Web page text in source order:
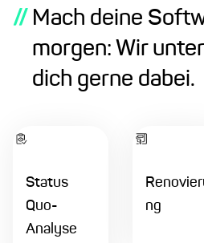
// Mach deine
morgen: Wir
dich gerne dabei.
Status
Quo-
Analyse
ng